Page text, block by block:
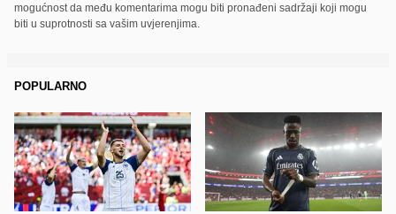
mogućnost da među komentarima mogu biti pronađeni sadržaji koji mogu
biti u suprotnosti sa vašim uvjerenjima.
POPULARNO